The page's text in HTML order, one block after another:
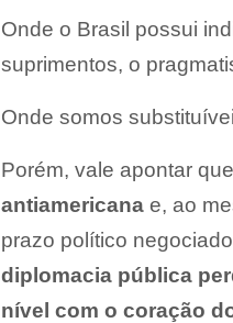
Onde o Brasil possui
suprimentos, o
Onde somos
Porém, vale apontar
antiamericana e, ao
prazo político
diplomacia pública
nível com o coração